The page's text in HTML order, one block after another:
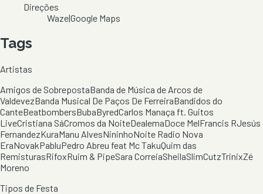
Direções
Waze|Google Maps
Tags
Artistas
Amigos de SobrepostaBanda de Música de Arcos de
ValdevezBanda Musical De Paços De FerreiraBandidos do
CanteBeatbombersBubaByredCarlos Manaça ft. Guitos
LiveCristiana SáCromos da NoiteDealemaDoce MelFrancis RJesús
FernandezKuraManu AlvesNininhoNoite Radio Nova
EraNovakPabluPedro Abreu feat Mc TakuQuim das
RemisturasRifoxRuim & PipeSara CorreiaSheilaSlimCutzTrinixZé
Moreno
Tipos de Festa